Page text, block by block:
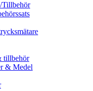
Tillbehör
tillbehör
& Medel